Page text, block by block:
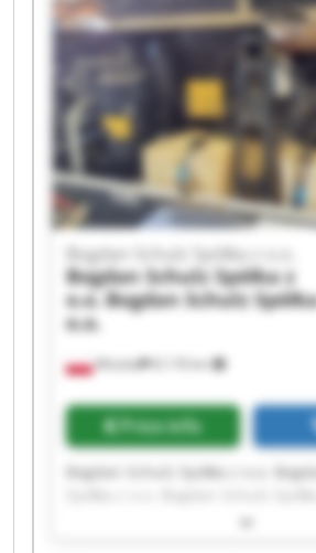
Wioska 8,118 km
Bogdan Schulz Spółka z o.o.
Bogdan Schulz Spółka z
o.o. Bogdan Schulz
o.o.
Price info
Bogdan Schulz Spółka z o.o.
Schulz Spółka z o.o. Bogdan